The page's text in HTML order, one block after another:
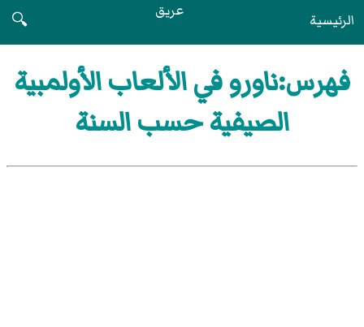
الرئيسية عريق
🔍
فهرس:ناورو في الألعاب الأولمبية
الصيفية حسب السنة